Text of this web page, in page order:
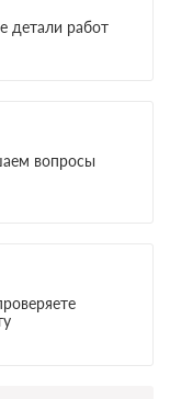
детали работ
вопросы